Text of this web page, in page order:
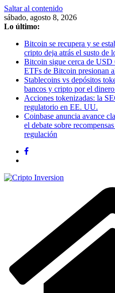
Saltar al contenido
sábado, agosto 8, 2026
Lo último:
Bitcoin se recupera y se
cripto deja atrás el susto de
Bitcoin sigue cerca de USD
ETFs de Bitcoin presionan
Stablecoins vs depósitos
bancos y cripto por el
Acciones tokenizadas: la
regulatorio en EE. UU.
Coinbase anuncia avance
el debate sobre
regulación